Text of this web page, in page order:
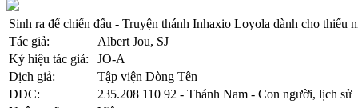
Sinh ra để chiến đấu - Truyện thánh Inhaxio Loyola dành cho thiếu
Tác giả:
Albert Jou, SJ
Ký hiệu tác giả:
JO-A
Dịch giả:
Tập viện Dòng Tên
DDC:
235.208 110 92 - Thánh Nam - Con người, lịch sử